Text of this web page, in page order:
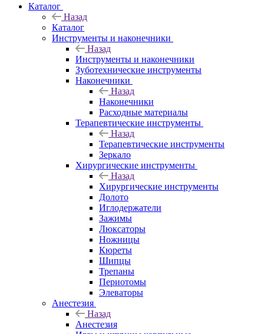
Каталог
Назад
Каталог
Инструменты и наконечники
Назад
Инструменты и наконечники
Зуботехнические инструменты
Наконечники
Назад
Наконечники
Расходные материалы
Терапевтические инструменты
Назад
Терапевтические инструменты
Зеркало
Хирургические инструменты
Назад
Хирургические инструменты
Долото
Иглодержатели
Зажимы
Люксаторы
Ножницы
Кюреты
Шипцы
Трепаны
Периотомы
Элеваторы
Анестезия
Назад
Анестезия